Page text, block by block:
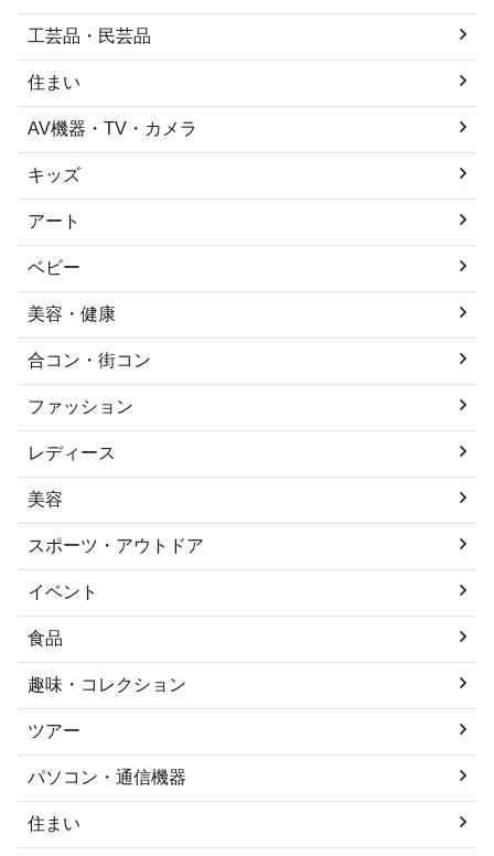
工芸品・民芸品
住まい
AV機器・TV・カメラ
キッズ
アート
ベビー
美容・健康
合コン・街コン
ファッション
レディース
美容
スポーツ・アウトドア
イベント
食品
趣味・コレクション
ツアー
パソコン・通信機器
住まい